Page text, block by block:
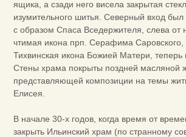
ящика, а сзади него висела закрытая
изумительного шитья. Северный вход
с образом Спаса Вседержителя, слева от
чтимая икона прп. Серафима Саровского,
Тихвинская икона Божией Матери, теперь
Стены храма покрыты поздней масляной
представляющей композиции на темы
Елисея.
В начале 30-х годов, когда время от
закрыть Ильинский храм (по странному